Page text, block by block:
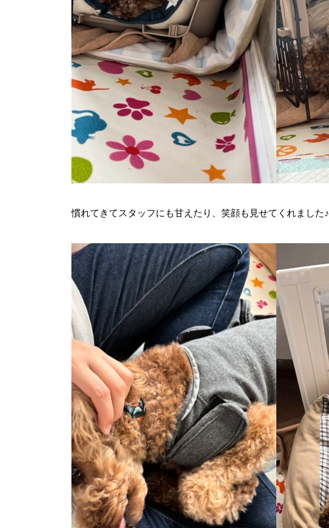
慣れてきてスタッフにも甘えたり、笑顔も見せてくれました♪